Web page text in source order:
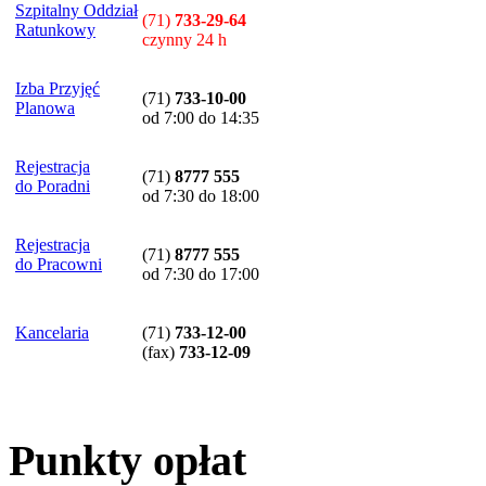
Szpitalny Oddział
Ratunkowy
(71) 733-29-64
czynny 24 h
Izba Przyjęć
Planowa
(71) 733-10-00
od 7:00 do 14:35
Rejestracja
do Poradni
(71) 8777 555
od 7:30 do 18:00
Rejestracja
do Pracowni
(71) 8777 555
od 7:30 do 17:00
Kancelaria (71) 733-12-00
(fax) 733-12-09
Punkty opłat